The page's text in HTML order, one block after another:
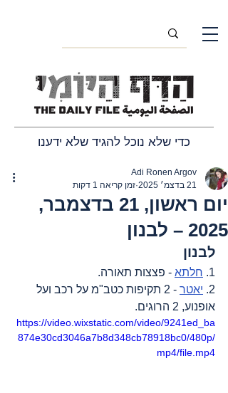
כדי שלא נוכל להגיד שלא ידענו
יום ראשון, 21 בדצמבר,
2025 – לבנון
Adi Ronen Argov
21 בדצמ׳ 2025
זמן קריאה 1 דקות
לבנון
1. חלתא - פצצות תאורה.
2. יאטר
- 2 תקיפות כטב"מ על רכב ועל
אופנוע, 2 הרוגים.
https://video.wixstatic.com/video/9241ed_ba
874e30cd3046a7b8d348cb78918bc0/480p/
mp4/file.mp4